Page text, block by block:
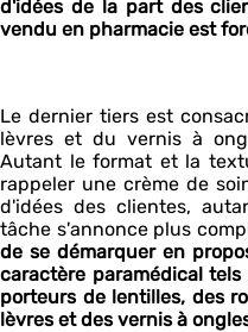
d'idées de la part des
vendu en pharmacie est
Le dernier tiers est
lèvres et du vernis à
Autant le format et la
rappeler une crème de
d'idées des clientes,
tâche s'annonce plus
de se démarquer en
caractère paramédical
porteurs de lentilles, des
lèvres et des vernis à